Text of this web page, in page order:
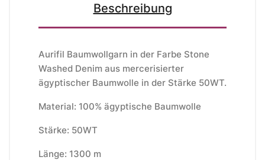
Beschreibung
Aurifil Baumwollgarn in der Farbe Stone
Washed Denim aus mercerisierter
ägyptischer Baumwolle in der Stärke 50WT.
Material: 100% ägyptische Baumwolle
Stärke: 50WT
Länge: 1300 m